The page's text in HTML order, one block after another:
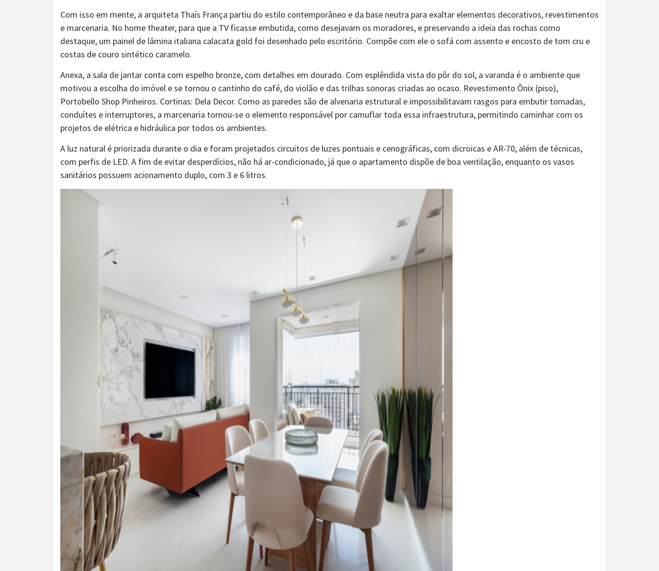
Com isso em mente, a arquiteta Thaís França partiu do estilo contemporâneo e da base neutra para exaltar elementos decorativos, revestimentos
e marcenaria. No home theater, para que a TV ficasse embutida, como desejavam os moradores, e preservando a ideia das rochas como
destaque, um painel de lâmina italiana calacata gold foi desenhado pelo escritório. Compõe com ele o sofá com assento e encosto de tom cru e
costas de couro sintético caramelo.
Anexa, a sala de jantar conta com espelho bronze, com detalhes em dourado. Com esplêndida vista do pôr do sol, a varanda é o ambiente que
motivou a escolha do imóvel e se tornou o cantinho do café, do violão e das trilhas sonoras criadas ao ocaso. Revestimento Ônix (piso),
Portobello Shop Pinheiros. Cortinas: Dela Decor. Como as paredes são de alvenaria estrutural e impossibilitavam rasgos para embutir tomadas,
conduítes e interruptores, a marcenaria tornou-se o elemento responsável por camuflar toda essa infraestrutura, permitindo caminhar com os
projetos de elétrica e hidráulica por todos os ambientes.
A luz natural é priorizada durante o dia e foram projetados circuitos de luzes pontuais e cenográficas, com dicroicas e AR-70, além de técnicas,
com perfis de LED. A fim de evitar desperdícios, não há ar-condicionado, já que o apartamento dispõe de boa ventilação, enquanto os vasos
sanitários possuem acionamento duplo, com 3 e 6 litros.